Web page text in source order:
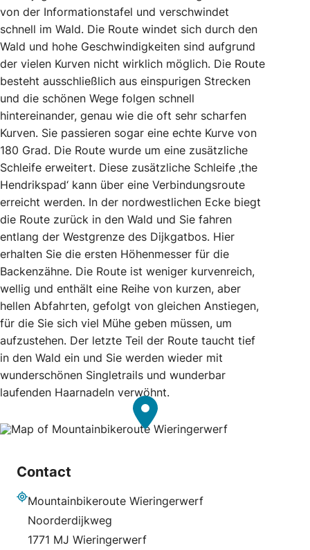
von der Informationstafel und verschwindet
schnell im Wald. Die Route windet sich durch den
Wald und hohe Geschwindigkeiten sind aufgrund
der vielen Kurven nicht wirklich möglich. Die Route
besteht ausschließlich aus einspurigen Strecken
und die schönen Wege folgen schnell
hintereinander, genau wie die oft sehr scharfen
Kurven. Sie passieren sogar eine echte Kurve von
180 Grad. Die Route wurde um eine zusätzliche
Schleife erweitert. Diese zusätzliche Schleife ‚the
Hendrikspad‘ kann über eine Verbindungsroute
erreicht werden. In der nordwestlichen Ecke biegt
die Route zurück in den Wald und Sie fahren
entlang der Westgrenze des Dijkgatbos. Hier
erhalten Sie die ersten Höhenmesser für die
Backenzähne. Die Route ist weniger kurvenreich,
wellig und enthält eine Reihe von kurzen, aber
hellen Abfahrten, gefolgt von gleichen Anstiegen,
für die Sie sich viel Mühe geben müssen, um
aufzustehen. Der letzte Teil der Route taucht tief
in den Wald ein und Sie werden wieder mit
wunderschönen Singletrails und wunderbar
laufenden Haarnadeln verwöhnt.
Contact
Mountainbikeroute Wieringerwerf
Noorderdijkweg
1771 MJ Wieringerwerf